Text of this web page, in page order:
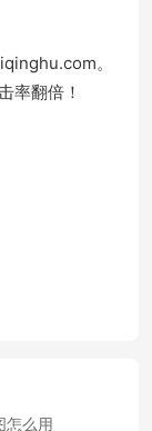
。
率翻倍！
怎么用